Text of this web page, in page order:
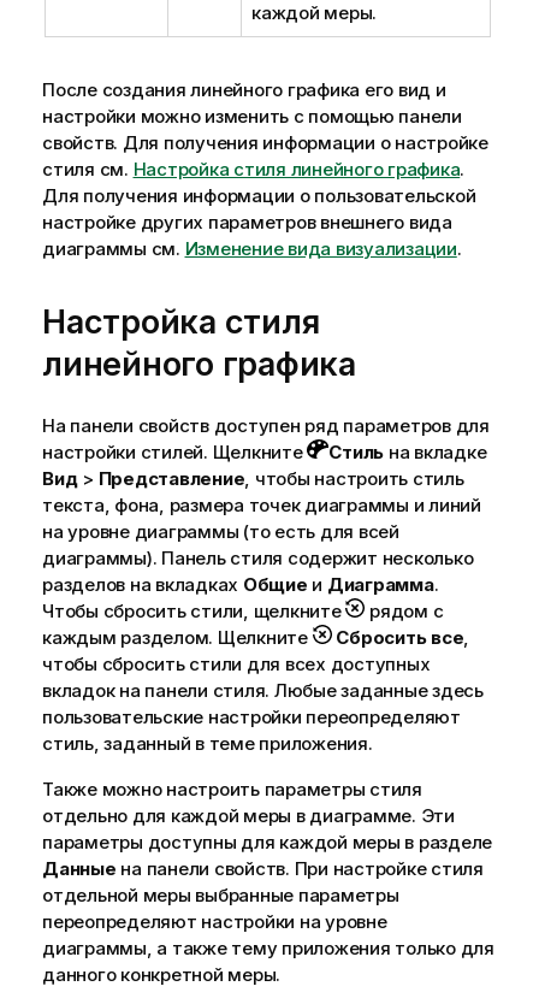
каждой меры.
После создания линейного графика его вид и
настройки можно изменить с помощью панели
свойств. Для получения информации о настройке
стиля см. Настройка стиля линейного графика.
Для получения информации о пользовательской
настройке других параметров внешнего вида
диаграммы см. Изменение вида визуализации.
Настройка стиля
линейного графика
На панели свойств доступен ряд параметров для
настройки стилей. Щелкните Стиль на вкладке
Вид> Представление , чтобы настроить стиль
текста, фона, размера точек диаграммы и линий
на уровне диаграммы (то есть для всей
диаграммы). Панель стиля содержит несколько
разделов на вкладках Общие и Диаграмма.
Чтобы сбросить стили, щелкните
рядом с
каждым разделом. Щелкните
Сбросить все
чтобы сбросить стили для всех доступных
вкладок на панели стиля. Любые заданные здесь
пользовательские настройки переопределяют
стиль, заданный в теме приложения.
Также можно настроить параметры стиля
отдельно для каждой меры в диаграмме. Эти
параметры доступны для каждой меры в разделе
Данные на панели свойств. При настройке стиля
отдельной меры выбранные параметры
переопределяют настройки на уровне
диаграммы, а также тему приложения только для
данного конкретной меры.